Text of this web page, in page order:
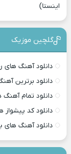
اینستا)
گلچین موزیک
دانلود آهنگ های
دانلود برترین آهنگ
دانلود تمام آهنگ
دانلود کد پیشواز
دانلود آهنگ های